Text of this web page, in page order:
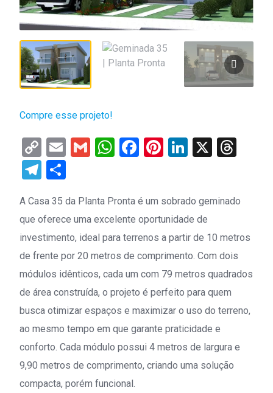
Compre esse projeto!
Copy
Link
EmailGmailWhatsApp
Facebook
Pinterest
LinkedIn
X
Telegram
A Casa 35 da Planta Pronta é um sobrado geminado
que oferece uma excelente oportunidade de
investimento, ideal para terrenos a partir de 10 metros
de frente por 20 metros de comprimento. Com dois
módulos idênticos, cada um com 79 metros quadrados
de área construída, o projeto é perfeito para quem
busca otimizar espaços e maximizar o uso do terreno,
ao mesmo tempo em que garante praticidade e
conforto. Cada módulo possui 4 metros de largura e
9,90 metros de comprimento, criando uma solução
compacta, porém funcional.